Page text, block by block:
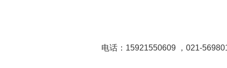
电话：15921550609 ，021-